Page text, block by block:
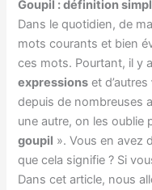
Goupil : définition
Dans le quotidien, de
mots courants et bien
ces mots. Pourtant, il y
expressions et d’autres
depuis de nombreuses
une autre, on les oublie
goupil ». Vous en avez
que cela signifie ? Si
Dans cet article, nous